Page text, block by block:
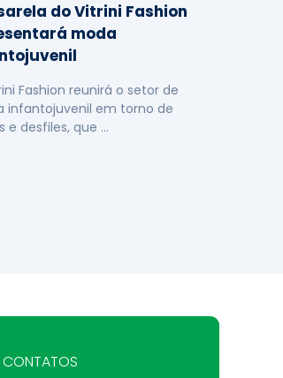
do Vitrini Fashion
moda
Fashion reunirá o setor de
infantojuvenil em torno de
e desfiles, que …